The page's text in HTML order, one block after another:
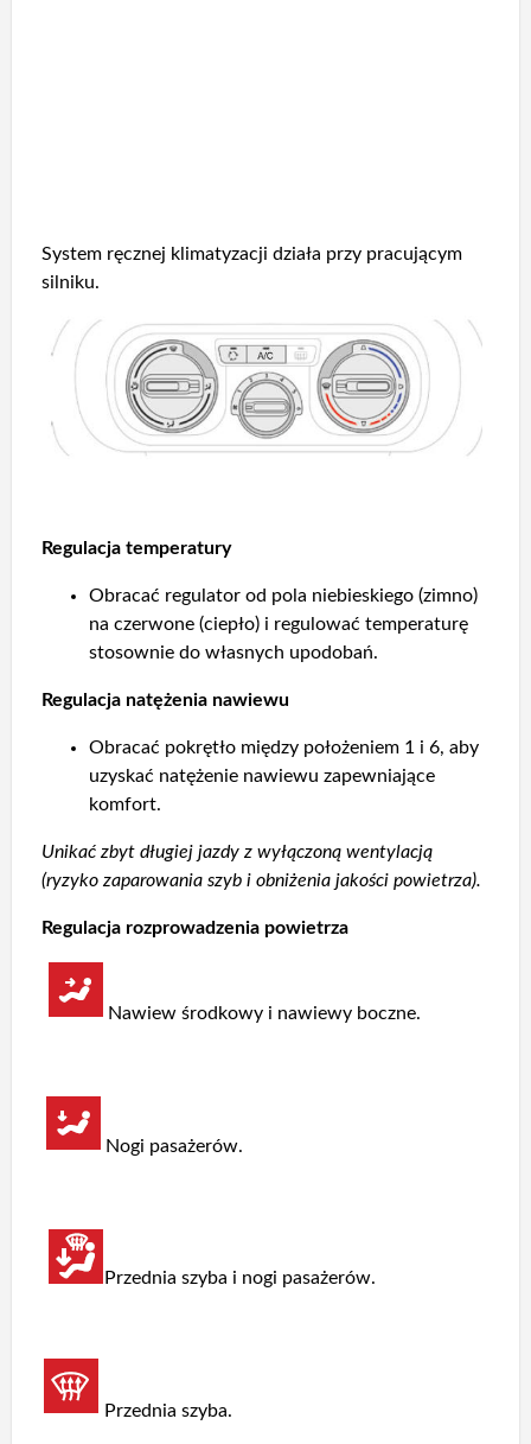
System ręcznej klimatyzacji działa przy pracującym
silniku.
Regulacja temperatury
Obracać regulator od pola niebieskiego (zimno)
na czerwone (ciepło) i regulować temperaturę
stosownie do własnych upodobań.
Regulacja natężenia nawiewu
Obracać pokrętło między położeniem 1 i 6, aby
uzyskać natężenie nawiewu zapewniające
komfort.
Unikać zbyt długiej jazdy z wyłączoną wentylacją
(ryzyko zaparowania szyb i obniżenia jakości powietrza).
Regulacja rozprowadzenia powietrza
Nawiew środkowy i nawiewy boczne.
Nogi pasażerów.
Przednia szyba i nogi pasażerów.
Przednia szyba.